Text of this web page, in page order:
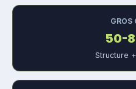
GROS
50-
Structure